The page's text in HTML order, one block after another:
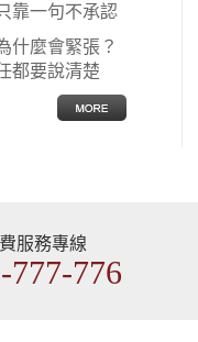
靠一句不承認
什麼會緊張？
都要說清楚
服務專線
777-776